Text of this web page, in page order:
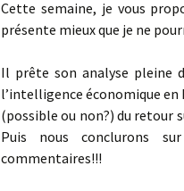
Cette semaine, je vous
présente mieux que je ne
Il prête son analyse pleine
l’intelligence économique en
(possible ou non?) du retour
Puis nous conclurons
commentaires!!!